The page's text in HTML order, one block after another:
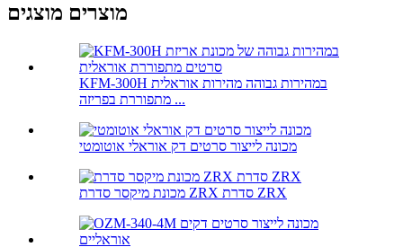
מוצרים מוצגים
KFM-300H במהירות גבוהה מהירות אוראלית
מתפוררת בפריזה ...
מכונה לייצור סרטים דק אוראלי אוטומטי
מכונת מיקסר סדרת ZRX סדרת ZRX